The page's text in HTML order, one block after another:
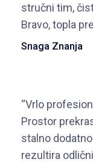
stručni tim,
Bravo, topla
Snaga Znanja
“Vrlo
Prostor
stalno
rezultira